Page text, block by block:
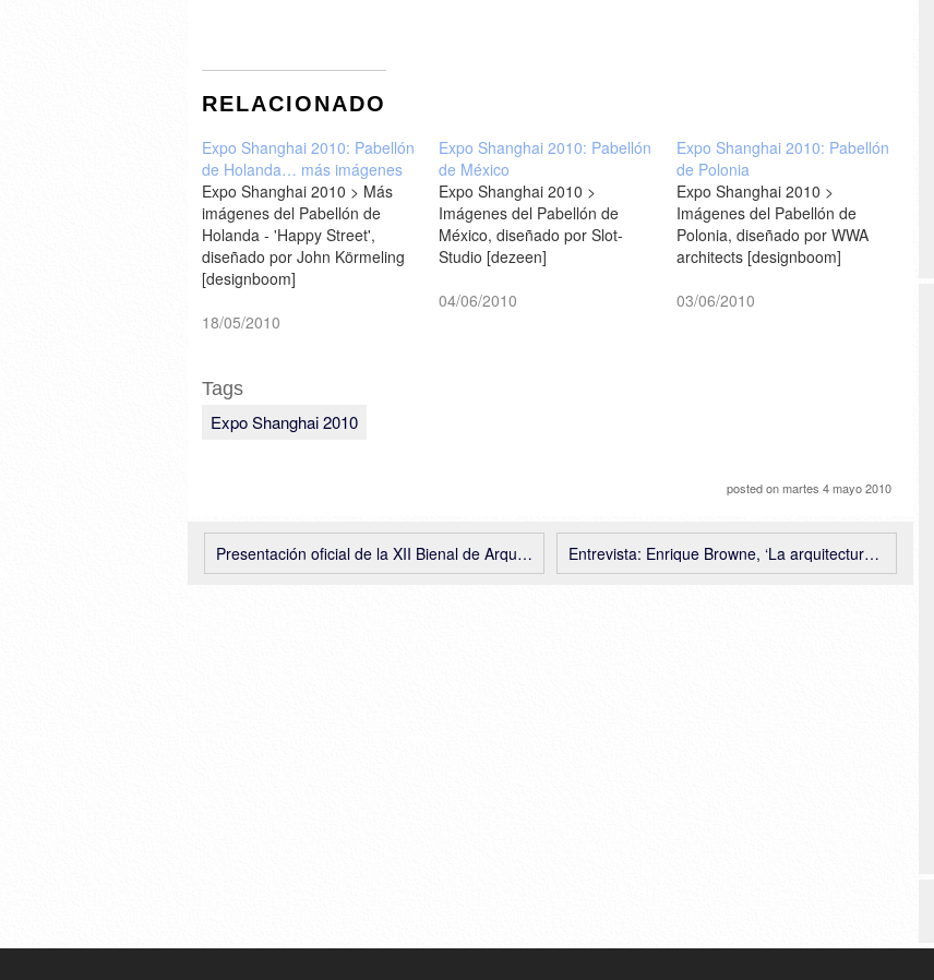
RELACIONADO
Expo Shanghai 2010: Pabellón
de Holanda… más imágenes
Expo Shanghai 2010 > Más
imágenes del Pabellón de
Holanda - 'Happy Street',
diseñado por John Körmeling
[designboom]
18/05/2010
Expo Shanghai 2010: Pabellón
de México
Expo Shanghai 2010 >
Imágenes del Pabellón de
México, diseñado por Slot-
Studio [dezeen]
04/06/2010
Expo Shanghai 2010: Pabellón
de Polonia
Expo Shanghai 2010 >
Imágenes del Pabellón de
Polonia, diseñado por WWA
architects [designboom]
03/06/2010
Tags
Expo Shanghai 2010
posted onmartes 4 mayo 2010
Entrevista: Enrique Browne, ‘La arquitectura debe ser una alternativa al mundo virtual’
Presentación oficial de la XII Bienal de Arquitectura de Venecia 2010